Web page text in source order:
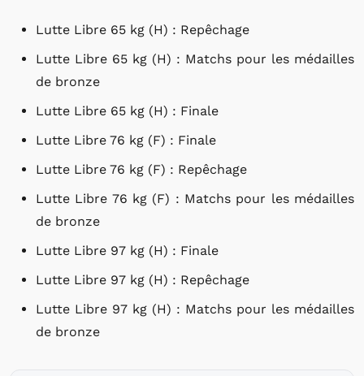
Lutte Libre 65 kg (H) : Repêchage
Lutte Libre 65 kg (H) : Matchs pour les médailles
de bronze
Lutte Libre 65 kg (H) : Finale
Lutte Libre 76 kg (F) : Finale
Lutte Libre 76 kg (F) : Repêchage
Lutte Libre 76 kg (F) : Matchs pour les médailles
de bronze
Lutte Libre 97 kg (H) : Finale
Lutte Libre 97 kg (H) : Repêchage
Lutte Libre 97 kg (H) : Matchs pour les médailles
de bronze